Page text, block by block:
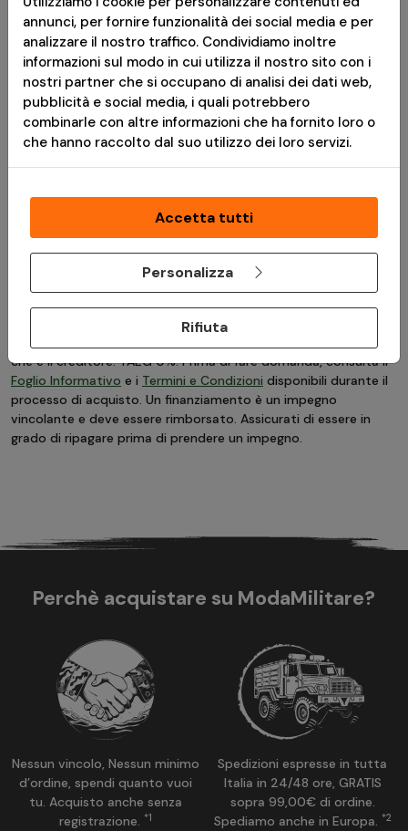
BERMUDA BRANDIT
LEGEND
SANDSTORM
VAI AL PRODOTTO
rate senza interessi è disponibile solo per acquisti idonei da €
30,00 a € 2.000,00. L'idoneità a Paga in 3 rate è soggetta ad
approvazione da parte di PayPal (Europe) S.à r.l. et Cie, S.C.A.,
che è il creditore. TAEG 0%. Prima di fare domanda, consulta il
Foglio Informativo e i Termini e Condizioni disponibili durante il
processo di acquisto. Un finanziamento è un impegno
vincolante e deve essere rimborsato. Assicurati di essere in
grado di ripagare prima di prendere un impegno.
Perchè acquistare su ModaMilitare?
Nessun vincolo, Nessun minimo
d’ordine, spendi quanto vuoi
tu. Acquisto anche senza
registrazione. *1
Spedizioni espresse in tutta
Italia in 24/48 ore, GRATIS
sopra 99,00€ di ordine.
Spediamo anche in Europa. *2
annunci, per fornire funzionalità dei social media e per
analizzare il nostro traffico. Condividiamo inoltre
informazioni sul modo in cui utilizza il nostro sito con i
nostri partner che si occupano di analisi dei dati web,
pubblicità e social media, i quali potrebbero
combinarle con altre informazioni che ha fornito loro o
che hanno raccolto dal suo utilizzo dei loro servizi.
Accetta tutti
Personalizza
Rifiuta